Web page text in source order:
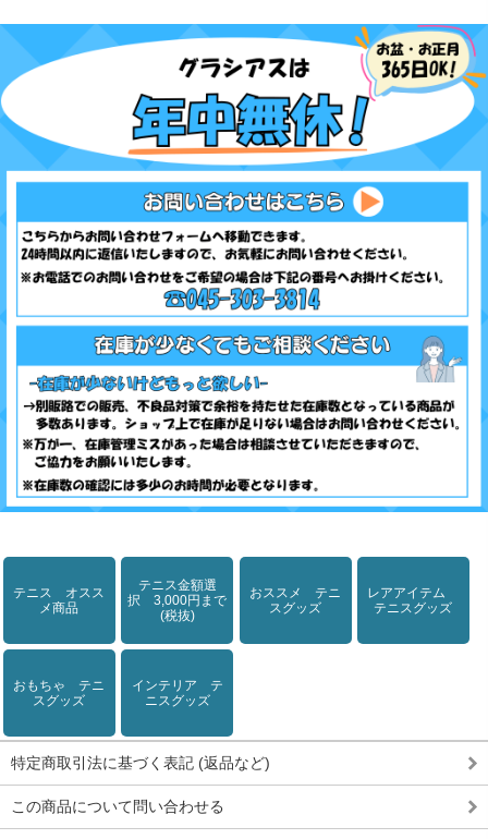
テニス オスス
メ商品
テニス金額選
択 3,000円まで
(税抜)
おススメ テニ
スグッズ
レアアイテム
テニスグッズ
おもちゃ テニ
スグッズ
インテリア テ
ニスグッズ
特定商取引法に基づく表記 (返品など)
この商品について問い合わせる